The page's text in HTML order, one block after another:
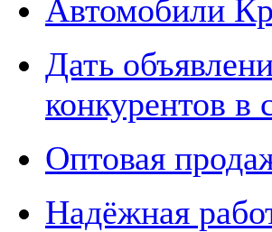
Автомобили
Дать
конкурентов в
Оптовая
Надёжная